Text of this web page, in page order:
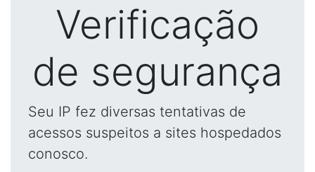
Verificação
de segurança
Seu IP fez diversas tentativas de
acessos suspeitos a sites hospedados
conosco.